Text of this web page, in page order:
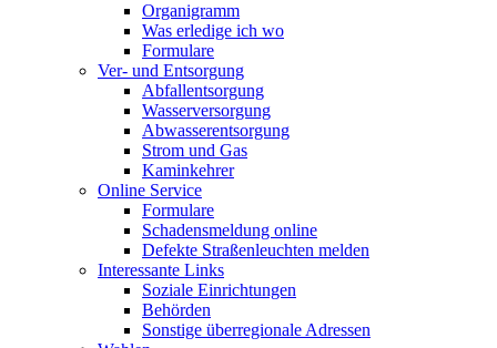
Organigramm
Was erledige ich wo
Formulare
Ver- und Entsorgung
Abfallentsorgung
Wasserversorgung
Abwasserentsorgung
Strom und Gas
Kaminkehrer
Online Service
Formulare
Schadensmeldung online
Defekte Straßenleuchten melden
Interessante Links
Soziale Einrichtungen
Behörden
Sonstige überregionale Adressen